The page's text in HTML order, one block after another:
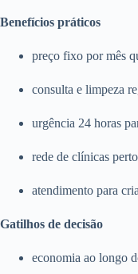
Benefícios práticos
preço fixo por mês
consulta e limpeza
urgência 24 horas
rede de clínicas
atendimento para
Gatilhos de decisão
economia ao longo